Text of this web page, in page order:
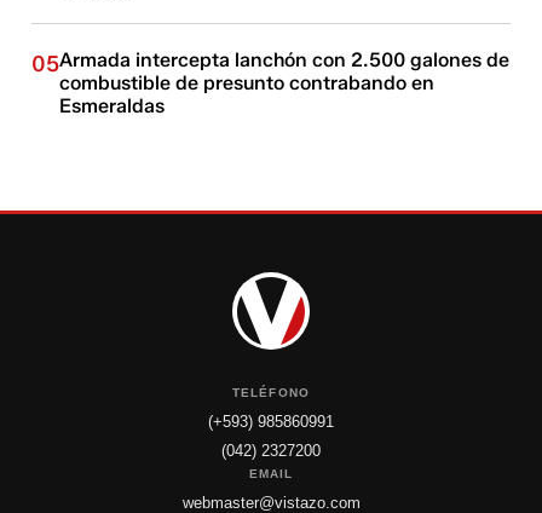
05Armada intercepta lanchón con 2.500 galones de
combustible de presunto contrabando en
Esmeraldas
TELÉFONO
(+593) 985860991
(042) 2327200
EMAIL
webmaster@vistazo.com